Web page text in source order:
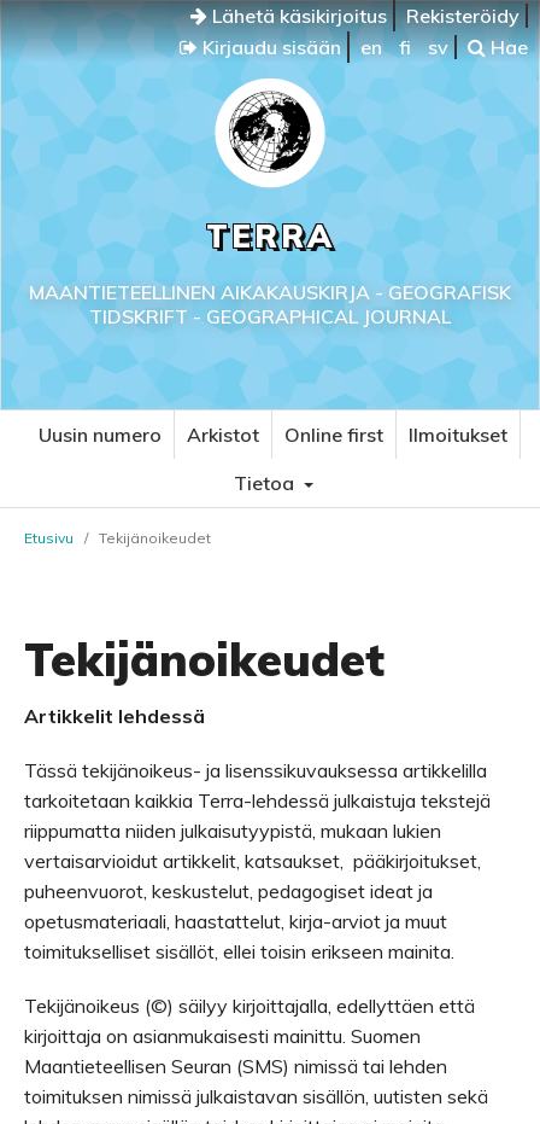
Lähetä käsikirjoitus
Rekisteröidy
Kirjaudu sisään
en fi sv Hae
TERRA
MAANTIETEELLINEN AIKAKAUSKIRJA - GEOGRAFISK
TIDSKRIFT - GEOGRAPHICAL JOURNAL
Uusin numero Arkistot Online first
Ilmoitukset
Tietoa
Etusivu / Tekijänoikeudet
Tekijänoikeudet
Artikkelit lehdessä
Tässä tekijänoikeus- ja lisenssikuvauksessa artikkelilla
tarkoitetaan kaikkia Terra-lehdessä julkaistuja tekstejä
riippumatta niiden julkaisutyypistä, mukaan lukien
vertaisarvioidut artikkelit, katsaukset, pääkirjoitukset,
puheenvuorot, keskustelut, pedagogiset ideat ja
opetusmateriaali, haastattelut, kirja-arviot ja muut
toimitukselliset sisällöt, ellei toisin erikseen mainita.
Tekijänoikeus (©) säilyy kirjoittajalla, edellyttäen että
kirjoittaja on asianmukaisesti mainittu. Suomen
Maantieteellisen Seuran (SMS) nimissä tai lehden
toimituksen nimissä julkaistavan sisällön, uutisten sekä